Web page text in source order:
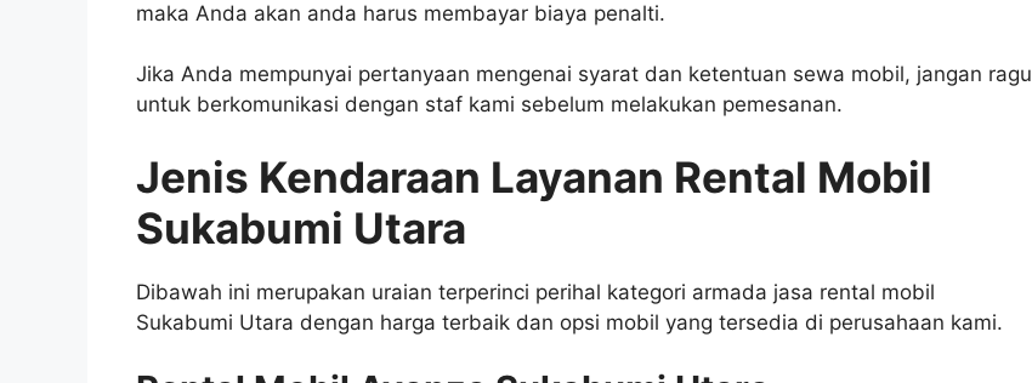
maka Anda akan anda harus membayar biaya penalti.
Jika Anda mempunyai pertanyaan mengenai syarat dan ketentuan sewa mobil, jangan ragu
untuk berkomunikasi dengan staf kami sebelum melakukan pemesanan.
Jenis Kendaraan Layanan Rental Mobil
Sukabumi Utara
Dibawah ini merupakan uraian terperinci perihal kategori armada jasa rental mobil
Sukabumi Utara dengan harga terbaik dan opsi mobil yang tersedia di perusahaan kami.